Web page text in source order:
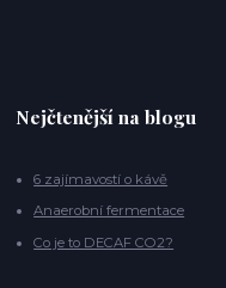
Nejčtenější na blogu
6 zajímavostí o kávě
Anaerobní fermentace
Co je to DECAF CO2?